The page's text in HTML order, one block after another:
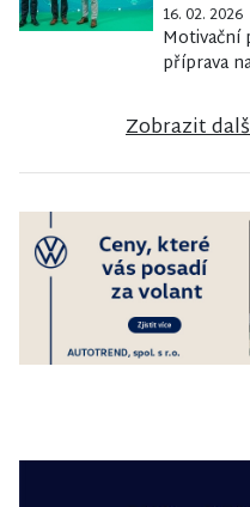
16. 02. 2026
Motivační
příprava
Zobrazit